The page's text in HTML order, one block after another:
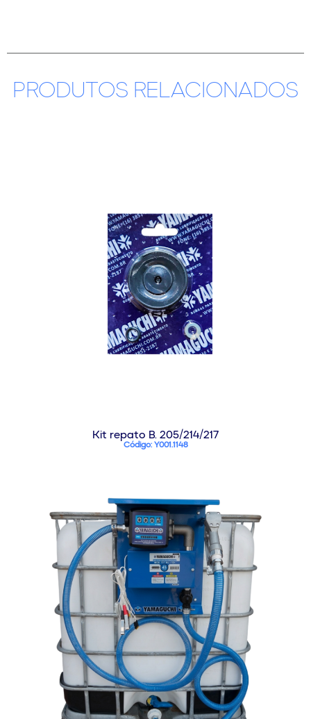
PRODUTOS RELACIONADOS
Kit repato B. 205/214/217
Código: Y001.1148